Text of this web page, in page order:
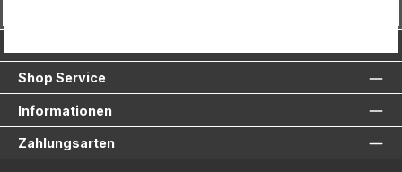
Shop Service
Informationen
Zahlungsarten